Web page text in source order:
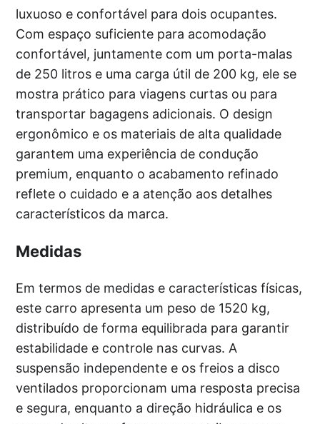
luxuoso e confortável para dois ocupantes.
Com espaço suficiente para acomodação
confortável, juntamente com um porta-malas
de 250 litros e uma carga útil de 200 kg, ele se
mostra prático para viagens curtas ou para
transportar bagagens adicionais. O design
ergonômico e os materiais de alta qualidade
garantem uma experiência de condução
premium, enquanto o acabamento refinado
reflete o cuidado e a atenção aos detalhes
característicos da marca.
Medidas
Em termos de medidas e características físicas,
este carro apresenta um peso de 1520 kg,
distribuído de forma equilibrada para garantir
estabilidade e controle nas curvas. A
suspensão independente e os freios a disco
ventilados proporcionam uma resposta precisa
e segura, enquanto a direção hidráulica e os